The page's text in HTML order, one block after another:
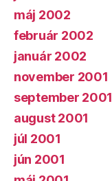
máj 2002
február 2002
január 2002
november 2001
september 2001
august 2001
júl 2001
jún 2001